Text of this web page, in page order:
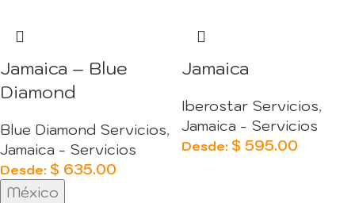
Jamaica – Blue
Diamond
Blue Diamond Servicios,
Jamaica - Servicios
Desde: $ 635.00
Jamaica
Iberostar Servicios,
Jamaica - Servicios
Desde: $ 595.00
México